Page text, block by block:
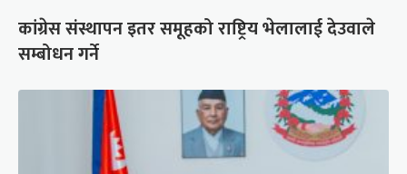
कांग्रेस संस्थापन इतर समूहको राष्ट्रिय भेलालाई देउवाले
सम्बोधन गर्ने